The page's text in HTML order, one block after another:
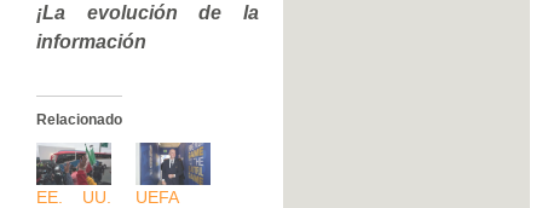
¡La evolución de la
información
Relacionado
EE. UU.
UEFA